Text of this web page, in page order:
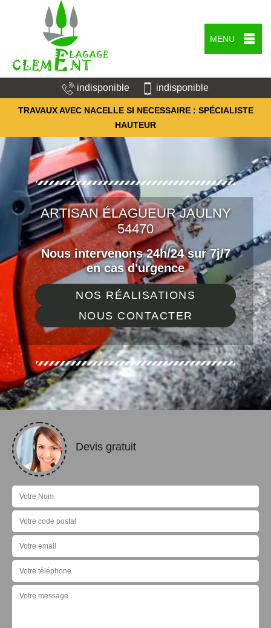
MENU
indisponible indisponible
TRAVAUX AVEC NACELLE SI NECESSAIRE : SPÉCIALISTE
HAUTEUR
ARTISAN ÉLAGUEUR JAULNY
54470
Nous intervenons 24h/24 sur 7j/7
en cas d'urgence
NOS RÉALISATIONS
NOUS CONTACTER
Devis gratuit